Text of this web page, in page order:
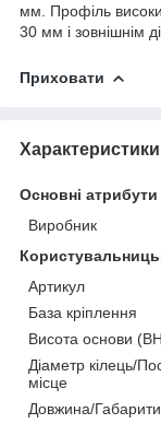
мм. Профіль
30 мм і зовнішнім
Приховати
Характеристики
Основні атрибути
Виробник
Артикул
База кріплення
Висота основи
Діаметр кілець/
місце
Довжина/Габарити